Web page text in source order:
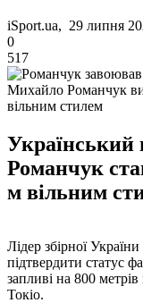
iSport.ua, 29 липня
0
517
Михайло Романчук
вільним стилем
Романчук
м вільним
Лідер збірної
підтвердити статус
запливі на 800
Токіо.